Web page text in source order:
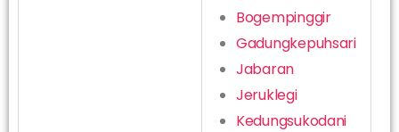
Bogempinggir
Gadungkepuhsari
Jabaran
Jeruklegi
Kedungsukodani